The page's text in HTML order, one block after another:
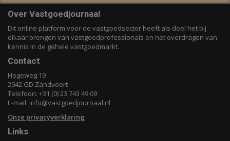
Over Vastgoedjournaal
Dit online platform voor de vastgoedsector heeft als doel het bij
elkaar brengen van vastgoedprofessionals en het overdragen van
kennis in de gehele vastgoedmarkt.
Contact
Hogeweg 19
2042 GD Zandvoort
Telefoon: +31 (0) 23 743 49 09
E-mail: info@vastgoedjournaal.nl
Onze privacyverklaring
Links